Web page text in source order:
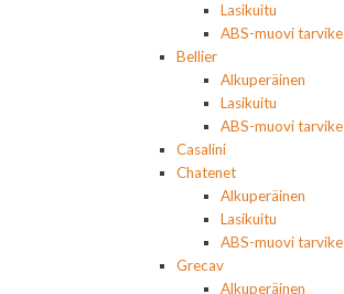
Lasikuitu
ABS-muovi tarvike
Bellier
Alkuperäinen
Lasikuitu
ABS-muovi tarvike
Casalini
Chatenet
Alkuperäinen
Lasikuitu
ABS-muovi tarvike
Grecav
Alkuperäinen